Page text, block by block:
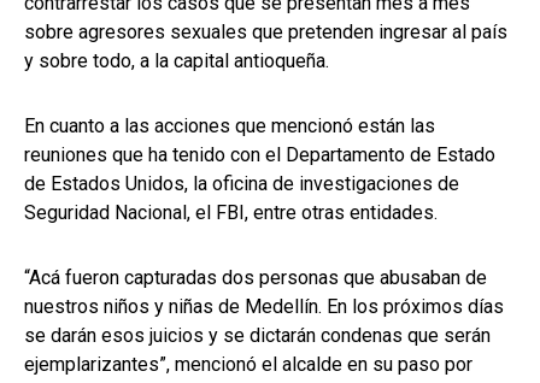
sobre agresores sexuales que pretenden ingresar al país
y sobre todo, a la capital antioqueña.
En cuanto a las acciones que mencionó están las
reuniones que ha tenido con el Departamento de Estado
de Estados Unidos, la oficina de investigaciones de
Seguridad Nacional, el FBI, entre otras entidades.
“Acá fueron capturadas dos personas que abusaban de
nuestros niños y niñas de Medellín. En los próximos días
se darán esos juicios y se dictarán condenas que serán
ejemplarizantes”, mencionó el alcalde en su paso por